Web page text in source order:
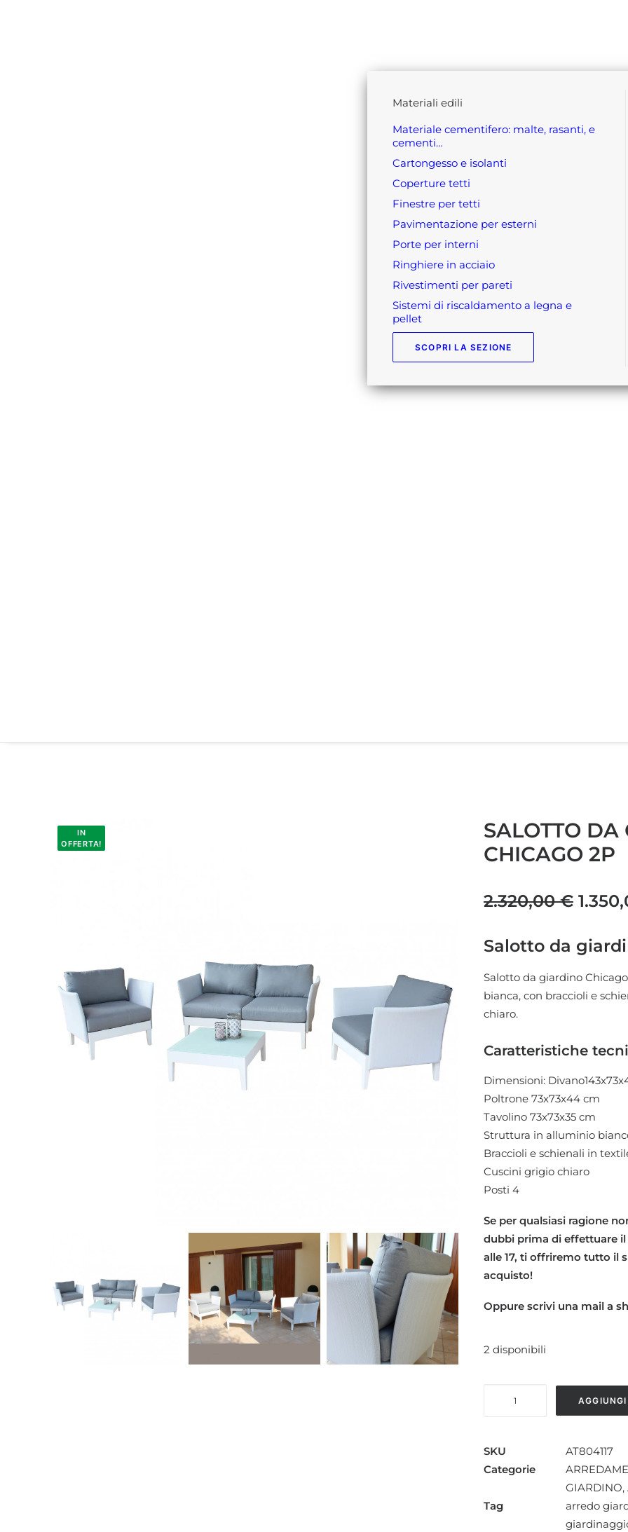
materiali edili
materiale cementifero: malte, rasanti, e
cementi…
cartongesso e isolanti
coperture tetti
finestre per tetti
pavimentazione per esterni
porte per interni
ringhiere in acciaio
rivestimenti per pareti
sistemi di riscaldamento a legna e
pellet
SCOPRI LA SEZIONE
IN
OFFERTA!
SALOTTO
CHICAGO 2P
2.320,00€ Il
era:
Salotto da
Salotto da giardino
bianca, con braccioli e
chiaro.
Caratteristiche
Dimensioni:
Poltrone 73x73x44 cm
Tavolino 73x73x35 cm
Struttura in alluminio
Braccioli e schienali in
Cuscini grigio chiaro
Posti 4
Se per qualsiasi ragione
dubbi prima di effettuare il
alle 17, ti offriremo tutto il
acquisto!
Oppure scrivi una mail a
2 disponibili
MODERNO
CHICAGO
quantità
SKU
AT804117
Categorie
GIARDINO,
Tag
arredo